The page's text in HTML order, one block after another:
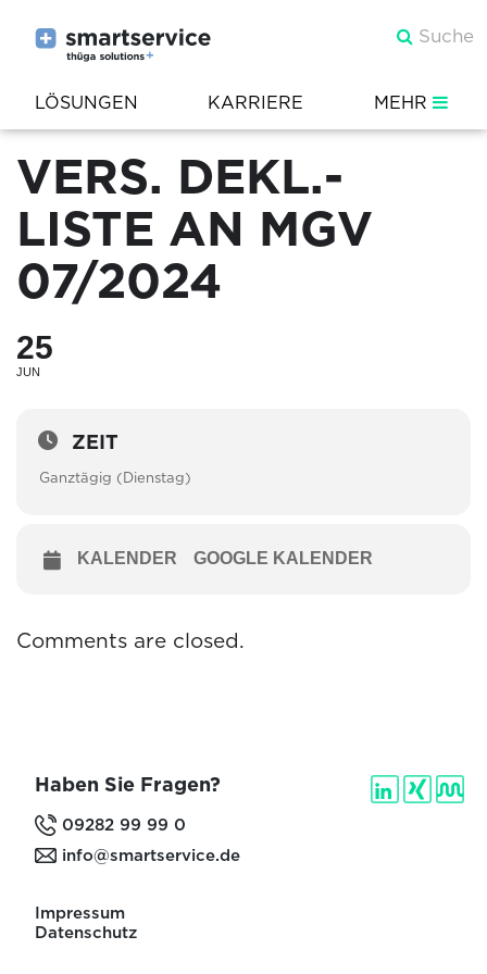
LÖSUNGEN KARRIERE MEHR
VERS. DEKL.-
LISTE AN MGV
07/2024
25
JUN
ZEIT
Ganztägig (Dienstag)
KALENDER GOOGLE KALENDER
Comments are closed.
Haben Sie Fragen?
09282 99 99 0
info@smartservice.de
Impressum
Datenschutz